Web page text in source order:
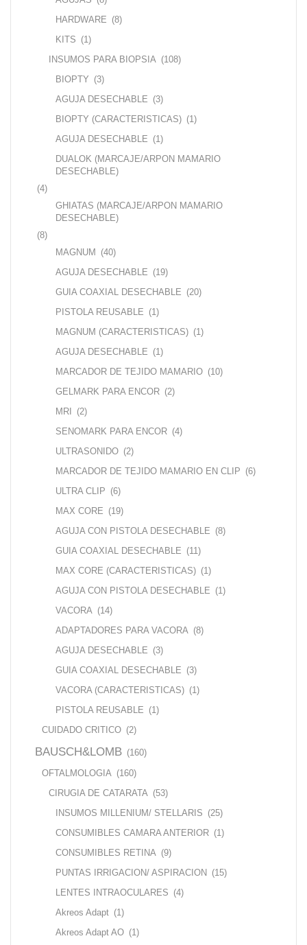
HARDWARE (8)
KITS (1)
INSUMOS PARA BIOPSIA (108)
BIOPTY (3)
AGUJA DESECHABLE (3)
BIOPTY (CARACTERISTICAS) (1)
AGUJA DESECHABLE (1)
DUALOK (MARCAJE/ARPON MAMARIO
DESECHABLE)
(4)
GHIATAS (MARCAJE/ARPON MAMARIO
DESECHABLE)
(8)
MAGNUM (40)
AGUJA DESECHABLE (19)
GUIA COAXIAL DESECHABLE (20)
PISTOLA REUSABLE (1)
MAGNUM (CARACTERISTICAS) (1)
AGUJA DESECHABLE (1)
MARCADOR DE TEJIDO MAMARIO (10)
GELMARK PARA ENCOR (2)
MRI (2)
SENOMARK PARA ENCOR (4)
ULTRASONIDO (2)
MARCADOR DE TEJIDO MAMARIO EN CLIP (6)
ULTRA CLIP (6)
MAX CORE (19)
AGUJA CON PISTOLA DESECHABLE (8)
GUIA COAXIAL DESECHABLE (11)
MAX CORE (CARACTERISTICAS) (1)
AGUJA CON PISTOLA DESECHABLE (1)
VACORA (14)
ADAPTADORES PARA VACORA (8)
AGUJA DESECHABLE (3)
GUIA COAXIAL DESECHABLE (3)
VACORA (CARACTERISTICAS) (1)
PISTOLA REUSABLE (1)
CUIDADO CRITICO (2)
BAUSCH&LOMB (160)
OFTALMOLOGIA (160)
CIRUGIA DE CATARATA (53)
INSUMOS MILLENIUM/ STELLARIS (25)
CONSUMIBLES CAMARA ANTERIOR (1)
CONSUMIBLES RETINA (9)
PUNTAS IRRIGACION/ ASPIRACION (15)
LENTES INTRAOCULARES (4)
Akreos Adapt (1)
Akreos Adapt AO (1)